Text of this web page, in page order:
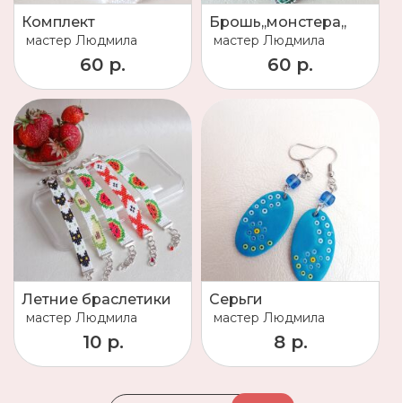
Комплект
мастер Людмила
60 р.
Брошь,,монстера,,
мастер Людмила
60 р.
Летние браслетики
мастер Людмила
10 р.
Серьги
мастер Людмила
8 р.